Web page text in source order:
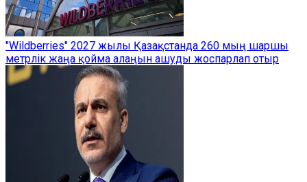
"Wildberries" 2027 жылы Қазақстанда 260 мың шаршы
метрлік жаңа қойма алаңын ашуды жоспарлап отыр